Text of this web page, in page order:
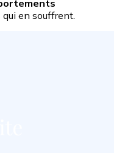
en souffrent.